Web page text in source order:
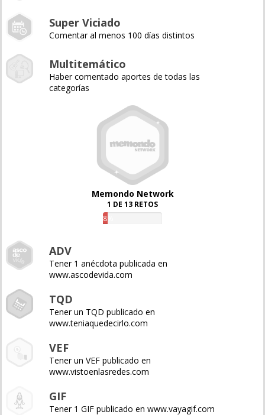
Super Viciado
Comentar al menos 100 días distintos
Multitemático
Haber comentado aportes de todas las
categorías
Memondo Network
1 DE 13 RETOS
8%
ADV
Tener 1 anécdota publicada en
www.ascodevida.com
TQD
Tener un TQD publicado en
www.teniaquedecirlo.com
VEF
Tener un VEF publicado en
www.vistoenlasredes.com
GIF
Tener 1 GIF publicado en www.vayagif.com